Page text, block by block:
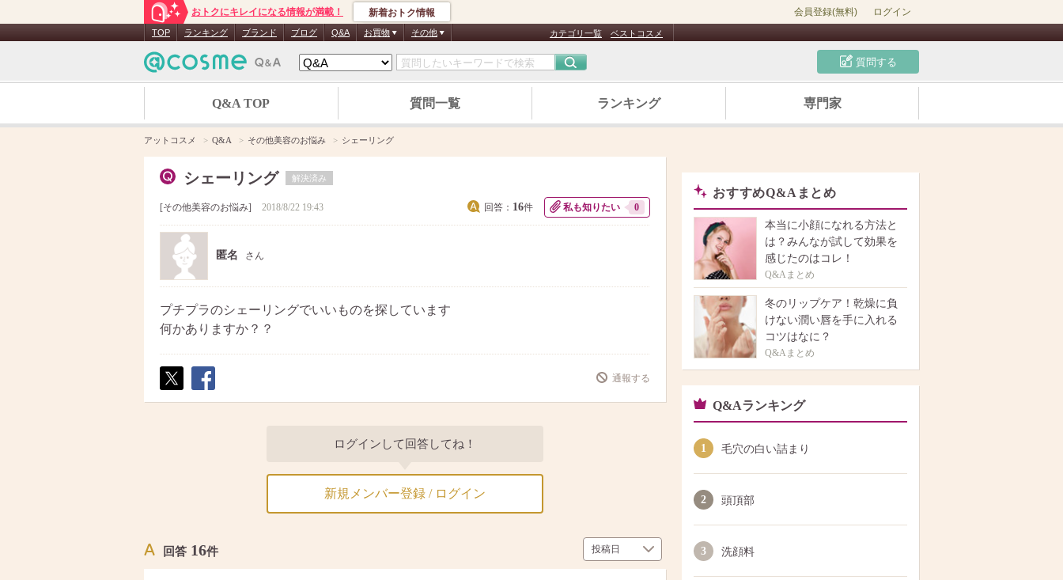
おトクにキレイになる情報が満載！ 新着おトク情報 会員登録(無料) ログイン
TOP ランキング ブランド ブログ Q&A お買物 その他 カテゴリ一覧 ベストコスメ
質問する
Q&A TOP 質問一覧 ランキング 専門家
アットコスメ Q&A その他美容のお悩み シェーリング
シェーリング 解決済み
その他美容のお悩み 2018/8/22 19:43 回答： 16件 私も知りたい 0
匿名 さん
プチプラのシェーリングでいいものを探しています
何かありますか？？
ト
ア
通報する
ログインして回答してね！
新規メンバー登録 / ログイン
回答 16件
おすすめQ&Aまとめ
本当に小顔になれる方法と
は？みんなが試して効果を
感じたのはコレ！
Q&Aまとめ
冬のリップケア！乾燥に負
けない潤い唇を手に入れる
コツはなに？
Q&Aまとめ
Q&Aランキング
1 毛穴の白い詰まり
2 頭頂部
3 洗顔料